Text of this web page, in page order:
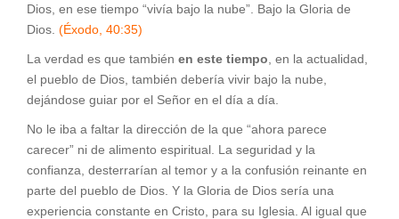
Dios, en ese tiempo “vivía bajo la nube”. Bajo la Gloria de
Dios. (Éxodo, 40:35)
La verdad es que también en este tiempo , en la actualidad,
el pueblo de Dios, también debería vivir bajo la nube,
dejándose guiar por el Señor en el día a día.
No le iba a faltar la dirección de la que “ahora parece
carecer” ni de alimento espiritual. La seguridad y la
confianza, desterrarían al temor y a la confusión reinante en
parte del pueblo de Dios. Y la Gloria de Dios sería una
experiencia constante en Cristo, para su Iglesia. Al igual que